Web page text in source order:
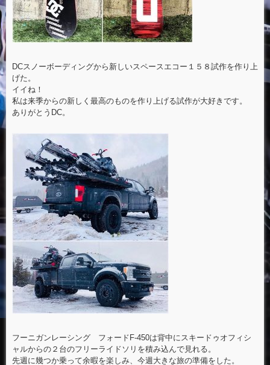
DCスノーボーディングから新しいスペースエコー１５８試作を作り上
げた。
イイね！
私は来季からの新しく最高のものを作り上げる試作が大好きです。
ありがとうDC。
フーニガンレーシング フォードF-450は背中にスキードゥオフィシ
ャルからの２台のフリーライドソリを積み込んで見れる。
先週に幾つか乗って余暇を楽しみ、今週大きな旅の準備をした。